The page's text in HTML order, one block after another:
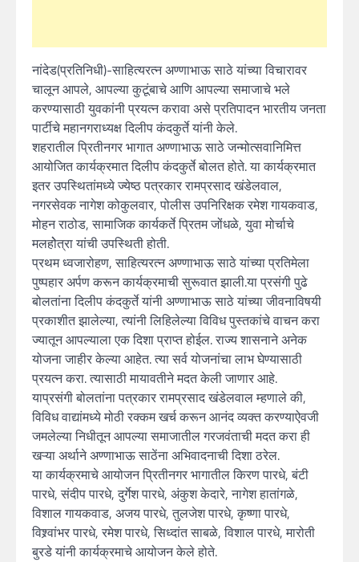
नांदेड(प्रतिनिधी)-साहित्यरत्न अण्णाभाऊ साठे यांच्या विचारावर
चालून आपले, आपल्या कुटूंबाचे आणि आपल्या समाजाचे भले
करण्यासाठी युवकांनी प्रयत्न करावा असे प्रतिपादन भारतीय जनता
पार्टीचे महानगराध्यक्ष दिलीप कंदकुर्ते यांनी केले.
शहरातील प्रितीनगर भागात अण्णाभाऊ साठे जन्मोत्सवानिमित्त
आयोजित कार्यक्रमात दिलीप कंदकुर्ते बोलत होते. या कार्यक्रमात
इतर उपस्थितांमध्ये ज्येष्ठ पत्रकार रामप्रसाद खंडेलवाल,
नगरसेवक नागेश कोकुलवार, पोलीस उपनिरिक्षक रमेश गायकवाड,
मोहन राठोड, सामाजिक कार्यकर्ते प्रितम जोंधळे, युवा मोर्चाचे
मलहोेत्रा यांची उपस्थिती होती.
प्रथम ध्वजारोहण, साहित्यरत्न अण्णाभाऊ साठे यांच्या प्रतिमेला
पुष्पहार अर्पण करून कार्यक्रमाची सुरूवात झाली.या प्रसंगी पुढे
बोलतांना दिलीप कंदकुर्ते यांनी अण्णाभाऊ साठे यांच्या जीवनाविषयी
प्रकाशीत झालेल्या, त्यांनी लिहिलेल्या विविध पुस्तकांचे वाचन करा
ज्यातून आपल्याला एक दिशा प्राप्त होईल. राज्य शासनाने अनेक
योजना जाहीर केल्या आहेत. त्या सर्व योजनांचा लाभ घेण्यासाठी
प्रयत्न करा. त्यासाठी मायावतीने मदत केली जाणार आहे.
याप्रसंगी बोलतांना पत्रकार रामप्रसाद खंडेलवाल म्हणाले की,
विविध वाद्यांमध्ये मोठी रक्कम खर्च करून आनंद व्यक्त करण्याऐवजी
जमलेल्या निधीतून आपल्या समाजातील गरजवंताची मदत करा ही
खऱ्या अर्थाने अण्णाभाऊ साठेंना अभिवादनाची दिशा ठरेल.
या कार्यक्रमाचे आयोजन प्रितीनगर भागातील किरण पारधे, बंटी
पारधे, संदीप पारधे, दुर्गेश पारधे, अंकुश केदारे, नागेश हातांगळे,
विशाल गायकवाड, अजय पारधे, तुलजेश पारधे, कृष्णा पारधे,
विश्र्वांभर पारधे, रमेश पारधे, सिध्दांत साबळे, विशाल पारधे, मारोती
बुरडे यांनी कार्यक्रमाचे आयोजन केले होते.